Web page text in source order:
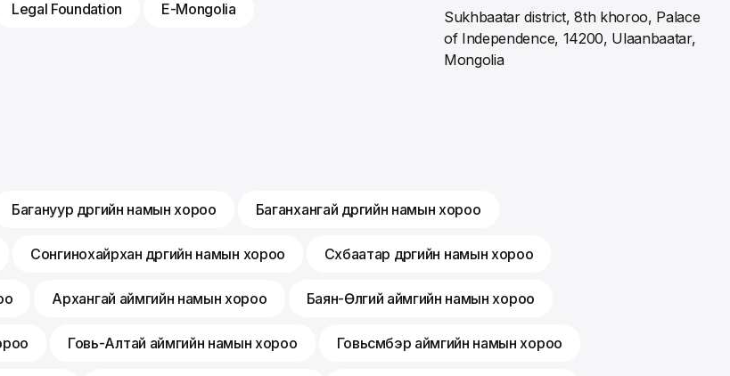
Legal Foundation E-Mongolia
Sukhbaatar district, 8th khoroo, Palace
of Independence, 14200, Ulaanbaatar,
Mongolia
Багануур дүүргийн намын хороо Баганхангай дүүргийн намын хороо
Сонгинохайрхан дүүргийн намын хороо Сүхбаатар дүүргийн намын хороо
Архангай аймгийн намын хороо Баян-Өлгий аймгийн намын хороо
Говь-Алтай аймгийн намын хороо Говьсүмбэр аймгийн намын хороо